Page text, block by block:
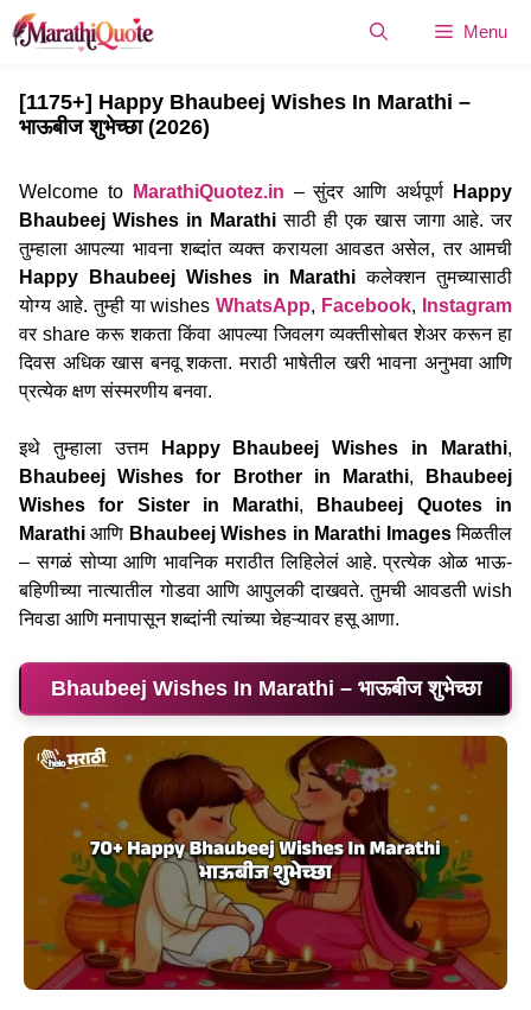
Skip
to
Menu
[1175+] Happy Bhaubeej Wishes In Marathi –
भाऊबीज शुभेच्छा (2026)
Welcome to MarathiQuotez.in – सुंदर आणि अर्थपूर्ण
Happy
Bhaubeej Wishes in Marathi साठी ही एक खास जागा आहे. जर
तुम्हाला आपल्या भावना शब्दांत व्यक्त करायला आवडत असेल, तर आमची
Happy Bhaubeej Wishes in Marathi कलेक्शन तुमच्यासाठी
योग्य आहे. तुम्ही या wishesWhatsApp, Facebook,
Instagram
वर share करू शकता किंवा आपल्या जिवलग व्यक्तीसोबत शेअर करून हा
दिवस अधिक खास बनवू शकता. मराठी भाषेतील खरी भावना अनुभवा आणि
प्रत्येक क्षण संस्मरणीय बनवा.
इथे तुम्हाला उत्तम Happy Bhaubeej Wishes in Marathi,
Bhaubeej Wishes for Brother in Marathi,
Bhaubeej
Wishes for Sister in Marathi,
Bhaubeej Quotes in
Marathi आणि Bhaubeej Wishes in Marathi Imagesमिळतील
– सगळं सोप्या आणि भावनिक मराठीत लिहिलेलं आहे. प्रत्येक ओळ भाऊ-
बहिणीच्या नात्यातील गोडवा आणि आपुलकी दाखवते. तुमची आवडती wish
निवडा आणि मनापासून शब्दांनी त्यांच्या चेहऱ्यावर हसू आणा.
Bhaubeej Wishes In Marathi – भाऊबीज शुभेच्छा